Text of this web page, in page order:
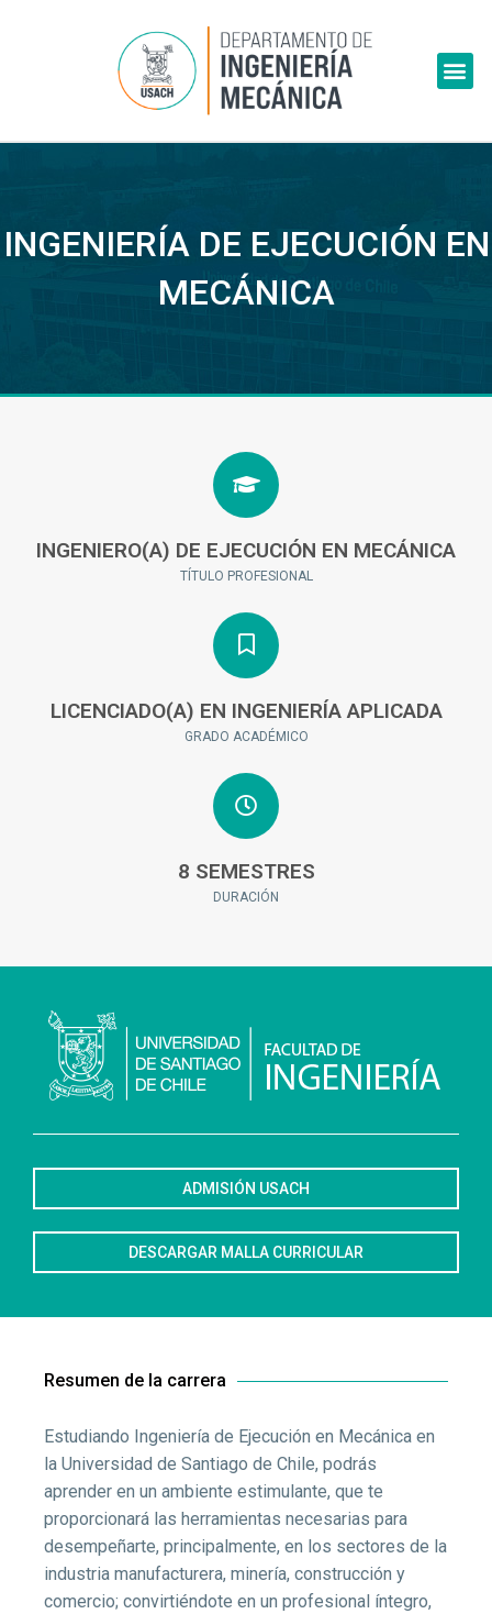
INGENIERÍA DE EJECUCIÓN EN
MECÁNICA
INGENIERO(A) DE EJECUCIÓN EN MECÁNICA
TÍTULO PROFESIONAL
LICENCIADO(A) EN INGENIERÍA APLICADA
GRADO ACADÉMICO
8 SEMESTRES
DURACIÓN
ADMISIÓN USACH
DESCARGAR MALLA CURRICULAR
Resumen de la carrera​
Estudiando Ingeniería de Ejecución en Mecánica en
la Universidad de Santiago de Chile, podrás
aprender en un ambiente estimulante, que te
proporcionará las herramientas necesarias para
desempeñarte, principalmente, en los sectores de la
industria manufacturera, minería, construcción y
comercio; convirtiéndote en un profesional íntegro,